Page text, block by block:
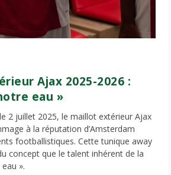
Ajax 2025-2026 :
eau »
2 juillet 2025, le maillot extérieur Ajax
à la réputation d’Amsterdam
footballistiques. Cette tunique away
concept que le talent inhérent de la
».